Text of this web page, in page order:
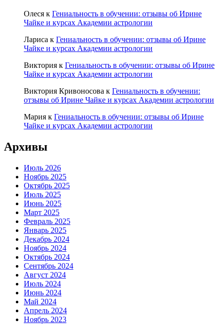
Олеся к Гениальность в обучении: отзывы об Ирине
Чайке и курсах Академии астрологии
Лариса к Гениальность в обучении: отзывы об Ирине
Чайке и курсах Академии астрологии
Виктория к Гениальность в обучении: отзывы об Ирине
Чайке и курсах Академии астрологии
Виктория Кривоносова к Гениальность в обучении:
отзывы об Ирине Чайке и курсах Академии астрологии
Мария к Гениальность в обучении: отзывы об Ирине
Чайке и курсах Академии астрологии
Архивы
Июль 2026
Ноябрь 2025
Октябрь 2025
Июль 2025
Июнь 2025
Март 2025
Февраль 2025
Январь 2025
Декабрь 2024
Ноябрь 2024
Октябрь 2024
Сентябрь 2024
Август 2024
Июль 2024
Июнь 2024
Май 2024
Апрель 2024
Ноябрь 2023